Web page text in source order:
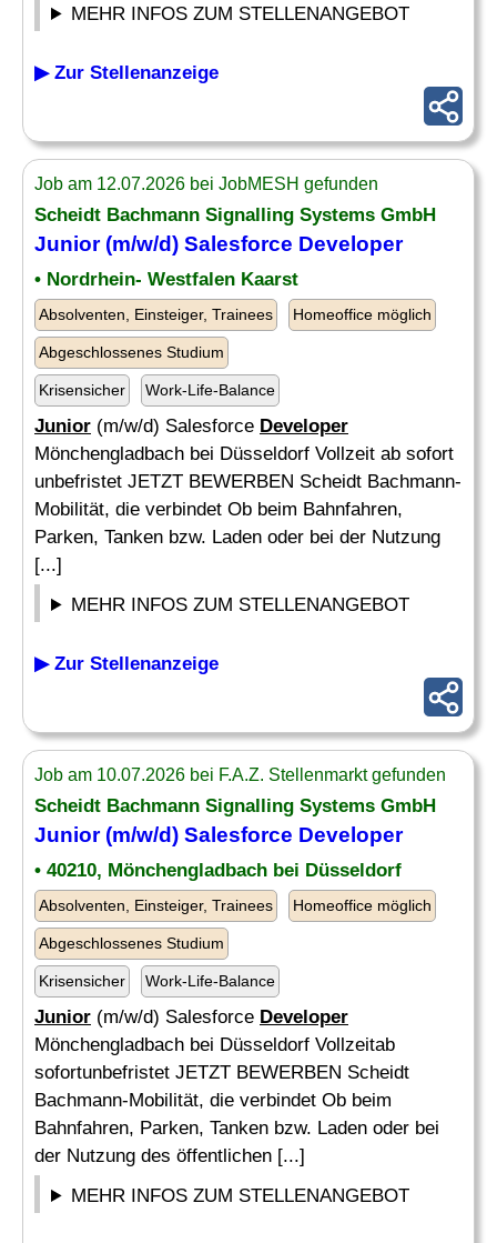
MEHR INFOS ZUM STELLENANGEBOT
▶ Zur Stellenanzeige
Job am 12.07.2026 bei JobMESH gefunden
Scheidt Bachmann Signalling Systems GmbH
Junior(m/w/d) Salesforce Developer
• Nordrhein- Westfalen Kaarst
Absolventen, Einsteiger, Trainees Homeoffice möglich
Abgeschlossenes Studium
Krisensicher Work-Life-Balance
Junior (m/w/d) Salesforce Developer
Mönchengladbach bei Düsseldorf Vollzeit ab sofort
unbefristet JETZT BEWERBEN Scheidt Bachmann-
Mobilität, die verbindet Ob beim Bahnfahren,
Parken, Tanken bzw. Laden oder bei der Nutzung
[...]
MEHR INFOS ZUM STELLENANGEBOT
▶ Zur Stellenanzeige
Job am 10.07.2026 bei F.A.Z. Stellenmarkt gefunden
Scheidt Bachmann Signalling Systems GmbH
Junior(m/w/d) Salesforce Developer
• 40210, Mönchengladbach bei Düsseldorf
Absolventen, Einsteiger, Trainees Homeoffice möglich
Abgeschlossenes Studium
Krisensicher Work-Life-Balance
Junior (m/w/d) Salesforce Developer
Mönchengladbach bei Düsseldorf Vollzeitab
sofortunbefristet JETZT BEWERBEN Scheidt
Bachmann-Mobilität, die verbindet Ob beim
Bahnfahren, Parken, Tanken bzw. Laden oder bei
der Nutzung des öffentlichen [...]
MEHR INFOS ZUM STELLENANGEBOT